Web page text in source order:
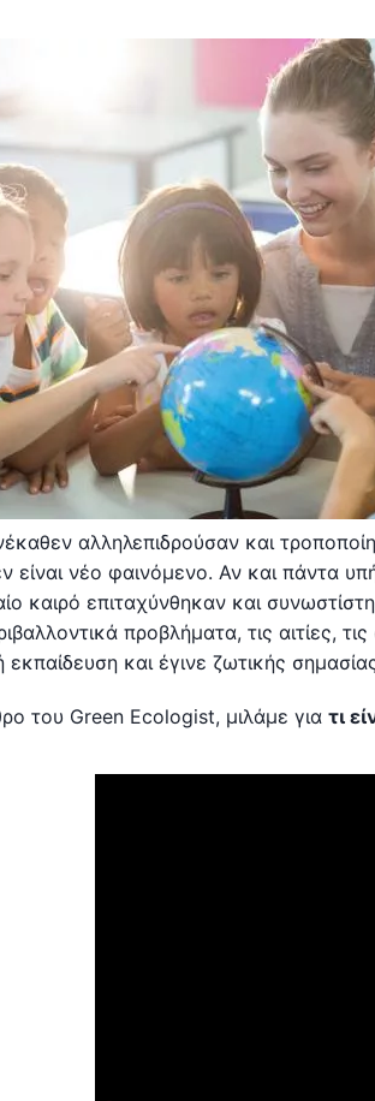
αλληλεπιδρούσαν και
είναι νέο φαινόμενο. Αν και πάντα
καιρό επιταχύνθηκαν και
προβλήματα, τις αιτίες,
εκπαίδευση και έγινε ζωτικής
του Green Ecologist, μιλάμε για τι